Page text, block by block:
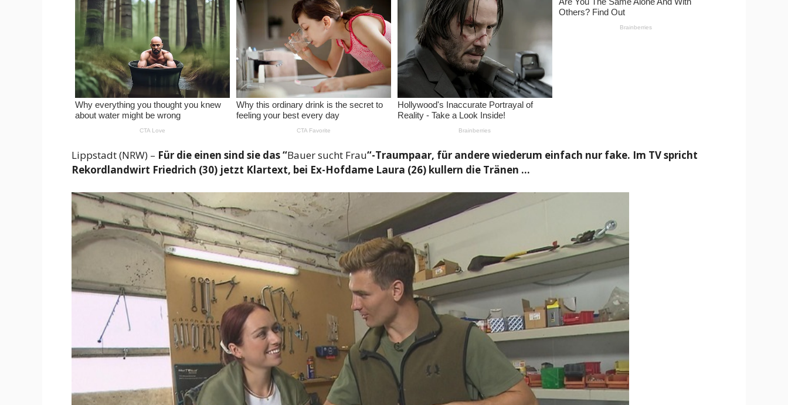
Lippstadt (NRW) – Für die einen sind sie das “Bauer sucht Frau“-Traumpaar, für andere wiederum einfach nur fake. Im TV spricht
Rekordlandwirt Friedrich (30) jetzt Klartext, bei Ex-Hofdame Laura (26) kullern die Tränen …